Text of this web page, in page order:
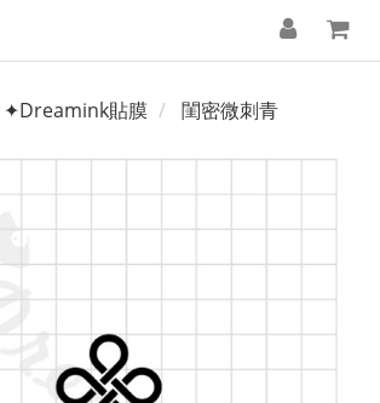
✦Dreamink貼膜 閨密微刺青